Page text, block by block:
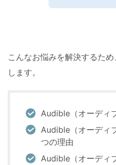
こんなお悩みを解決するた
します。
Audible（オーディ
Audible（オーディ
つの理由
Audible（オーディ